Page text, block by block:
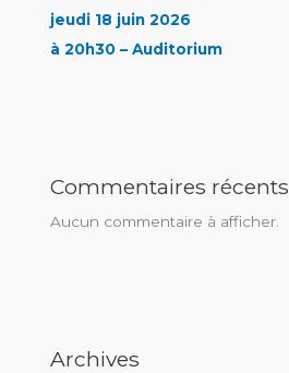
jeudi 18 juin 2026
à 20h30 – Auditorium
Commentaires récents
Aucun commentaire à afficher.
Archives